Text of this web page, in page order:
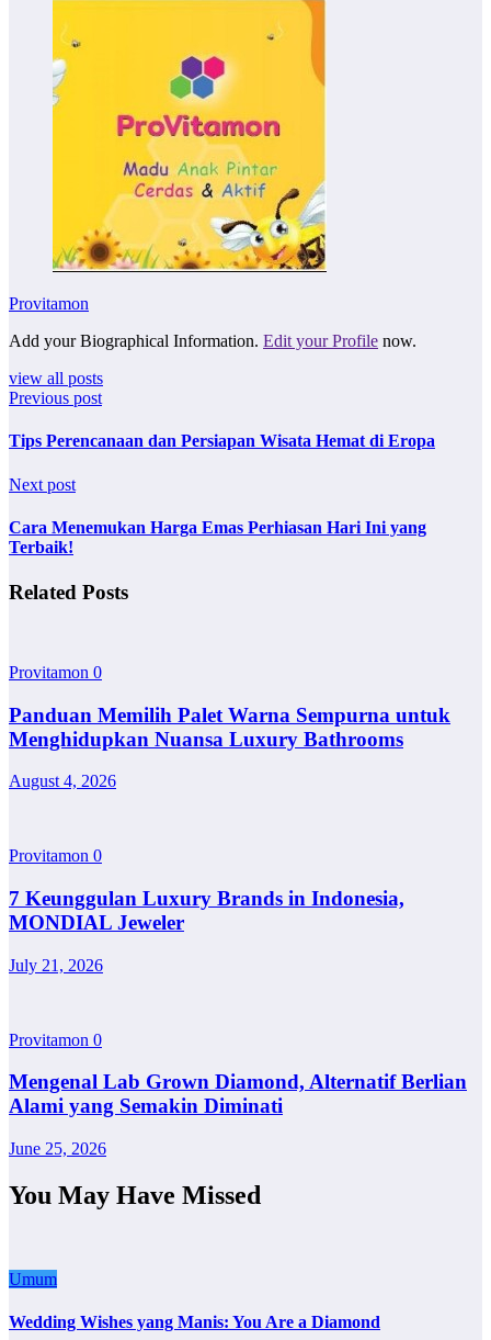
Provitamon
Add your Biographical Information. Edit your Profile now.
view all posts
Previous post
Tips Perencanaan dan Persiapan Wisata Hemat di Eropa
Next post
Cara Menemukan Harga Emas Perhiasan Hari Ini yang
Terbaik!
Related Posts
Provitamon 0
Panduan Memilih Palet Warna Sempurna untuk
Menghidupkan Nuansa Luxury Bathrooms
August 4, 2026
Provitamon 0
7 Keunggulan Luxury Brands in Indonesia,
MONDIAL Jeweler
July 21, 2026
Provitamon 0
Mengenal Lab Grown Diamond, Alternatif Berlian
Alami yang Semakin Diminati
June 25, 2026
You May Have Missed
Umum
Wedding Wishes yang Manis: You Are a Diamond